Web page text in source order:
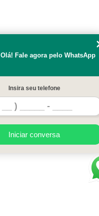
Olá! Fale agora pelo WhatsApp
Insira seu telefone
Iniciar conversa